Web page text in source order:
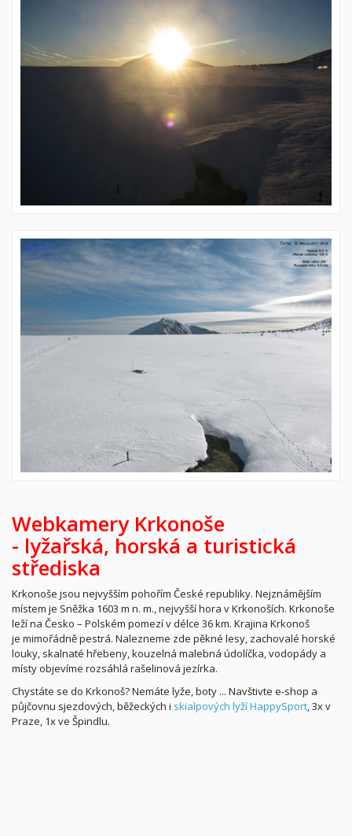
Webkamery Krkonoše
- lyžařská, horská a turistická
střediska
Krkonoše jsou nejvyšším pohořím České republiky. Nejznámějším
místem je Sněžka 1603 m n. m., nejvyšší hora v Krkonoších. Krkonoše
leží na Česko – Polském pomezí v délce 36 km. Krajina Krkonoš
je mimořádně pestrá. Nalezneme zde pěkné lesy, zachovalé horské
louky, skalnaté hřebeny, kouzelná malebná údolíčka, vodopády a
místy objevíme rozsáhlá rašelinová jezírka.
Chystáte se do Krkonoš? Nemáte lyže, boty ... Navštivte e-shop a
půjčovnu sjezdových, běžeckých i skialpových lyží HappySport, 3x v
Praze, 1x ve Špindlu.